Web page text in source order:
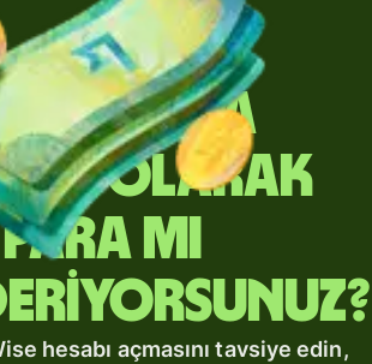
dışına
olarak
para mı
hesabı açmasını tavsiye edin,